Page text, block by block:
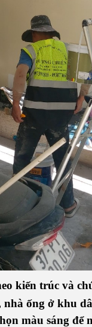
kiến trúc và
nhà ống ở khu
màu sáng để